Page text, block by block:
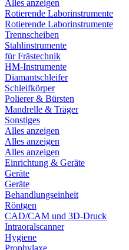
Alles anzeigen
Rotierende Laborinstrumente
Rotierende Laborinstrumente
Trennscheiben
Stahlinstrumente
für Frästechnik
HM-Instrumente
Diamantschleifer
Schleifkörper
Polierer & Bürsten
Mandrelle & Träger
Sonstiges
Alles anzeigen
Alles anzeigen
Alles anzeigen
Einrichtung & Geräte
Geräte
Geräte
Behandlungseinheit
Röntgen
CAD/CAM und 3D-Druck
Intraoralscanner
Hygiene
Prophylaxe